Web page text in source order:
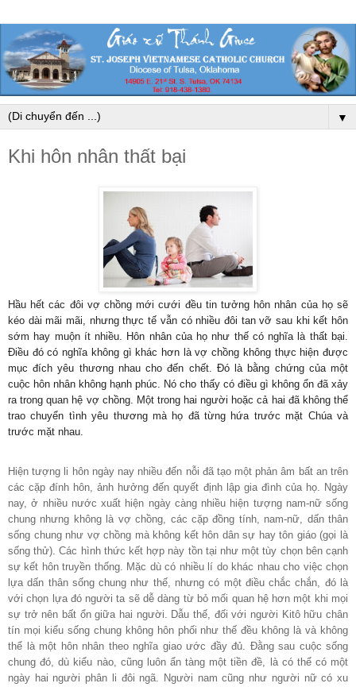
▼
Khi hôn nhân thất bại
Hầu hết các đôi vợ chồng mới cưới đều tin tưởng hôn nhân của họ sẽ
kéo dài mãi mãi, nhưng thực tế vẫn có nhiều đôi tan vỡ sau khi kết hôn
sớm hay muộn ít nhiều. Hôn nhân của họ như thế có nghĩa là thất bại.
Điều đó có nghĩa không gì khác hơn là vợ chồng không thực hiện được
mục đích yêu thương nhau cho đến chết. Đó là bằng chứng của một
cuộc hôn nhân không hạnh phúc. Nó cho thấy có điều gì không ổn đã xảy
ra trong quan hệ vợ chồng. Một trong hai người hoặc cả hai đã không thể
trao chuyển tình yêu thương mà họ đã từng hứa trước mặt Chúa và
trước mặt nhau.
Hiện tượng li hôn ngày nay nhiều đến nỗi đã tạo một phản âm bất an trên
các cặp đính hôn, ảnh hưởng đến quyết định lập gia đình của họ. Ngày
nay, ở nhiều nước xuất hiện ngày càng nhiều hiện tượng nam-nữ sống
chung nhưng không là vợ chồng, các cặp đồng tính, nam-nữ, dấn thân
sống chung như vợ chồng mà không kết hôn dân sự hay tôn giáo (gọi là
sống thử). Các hình thức kết hợp này tồn tại như một tùy chọn bên cạnh
sự kết hôn truyền thống. Mặc dù có nhiều lí do khác nhau cho việc chọn
lựa dấn thân sống chung như thế, nhưng có một điều chắc chắn, đó là
với chọn lựa đó người ta sẽ dễ dàng từ bỏ mối quan hệ hơn một khi mọi
sự trở nên bất ổn giữa hai người. Dẫu thế, đối với người Kitô hữu chân
tín mọi kiểu sống chung không hôn phối như thế đều không là và không
thể là một hôn nhân theo nghĩa giao ước đầy đủ. Đằng sau cuộc sống
chung đó, dù kiểu nào, cũng luôn ẩn tàng một tiền đề, là có thể có một
ngày hai người phân li đôi ngã. Người nam cũng như người nữ có xu